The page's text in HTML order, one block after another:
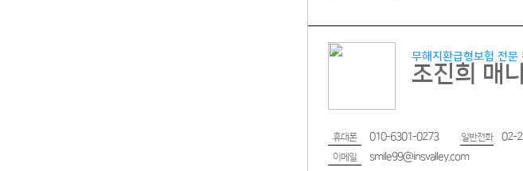
무해지환급형보험 전문
조진희 매
휴대폰 010-6301-0273 일반전화 02-
이메일 smile99@insvalley.com